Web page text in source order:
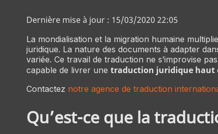
Dernière mise à jour : 15/03/2020 22:05
La mondialisation et la migration humaine
juridique. La nature des documents à adapter
variée. Ce travail de traduction ne s’improvise
capable de livrer une traduction juridique haut
Contactez notre agence de traduction
Qu’est-ce que la